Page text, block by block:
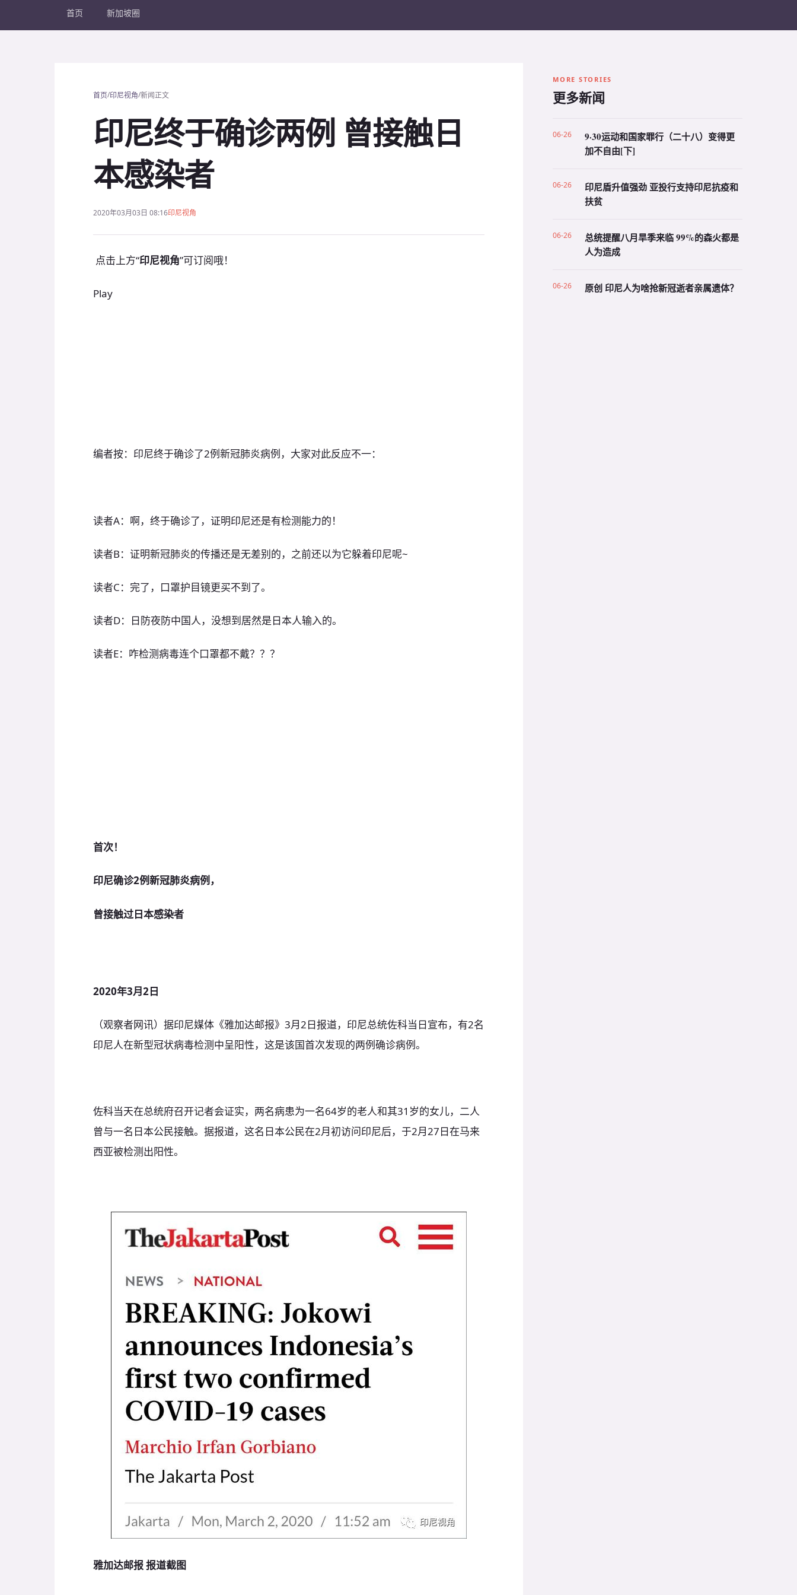
首页 新加坡圈
首页/印尼视角/新闻正文
印尼终于确诊两例 曾接触日
本感染者
2020年03月03日 08:16印尼视角
点击上方“印尼视角”可订阅哦！
Play
编者按：印尼终于确诊了2例新冠肺炎病例，大家对此反应不一：
读者A：啊，终于确诊了，证明印尼还是有检测能力的！
读者B：证明新冠肺炎的传播还是无差别的，之前还以为它躲着印尼呢~
读者C：完了，口罩护目镜更买不到了。
读者D：日防夜防中国人，没想到居然是日本人输入的。
读者E：咋检测病毒连个口罩都不戴？？？
首次！
印尼确诊2例新冠肺炎病例，
曾接触过日本感染者
2020年3月2日
（观察者网讯）据印尼媒体《雅加达邮报》3月2日报道，印尼总统佐科当日宣布，有2名
印尼人在新型冠状病毒检测中呈阳性，这是该国首次发现的两例确诊病例。
佐科当天在总统府召开记者会证实，两名病患为一名64岁的老人和其31岁的女儿，二人
曾与一名日本公民接触。据报道，这名日本公民在2月初访问印尼后，于2月27日在马来
西亚被检测出阳性。
雅加达邮报 报道截图
MORE STORIES
更多新闻
06-26
9·30运动和国家罪行（二十八）变得更
加不自由[下]
06-26
印尼盾升值强劲 亚投行支持印尼抗疫和
扶贫
06-26
总统提醒八月旱季来临 99%的森火都是
人为造成
06-26 原创 印尼人为啥抢新冠逝者亲属遗体？